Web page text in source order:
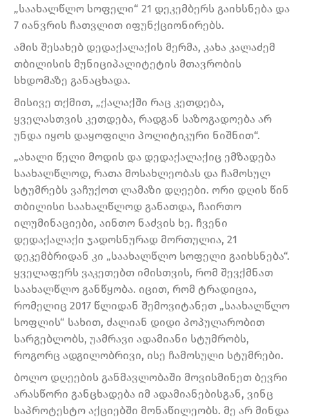
„საახალწლო სოფელი“ 21 დეკემბერს გაიხსნება და
7 იანვრის ჩათვლით იფუნქციონირებს.
ამის შესახებ დედაქალაქის მერმა, კახა კალაძემ
თბილისის მუნიციპალიტეტის მთავრობის
სხდომაზე განაცხადა.
მისივე თქმით, „ქალაქში რაც კეთდება,
ყველასთვის კეთდება, რადგან საზოგადოება არ
უნდა იყოს დაყოფილი პოლიტიკური ნიშნით“.
„ახალი წელი მოდის და დედაქალაქიც ემზადება
საახალწლოდ, რათა მოსახლეობას და ჩამოსულ
სტუმრებს ვაჩუქოთ ლამაზი დღეები. ორი დღის წინ
თბილისი საახალწლოდ განათდა, ჩაირთო
ილუმინაციები, აინთო ნაძვის ხე. ჩვენი
დედაქალაქი ჯადოსნურად მორთულია, 21
დეკემბრიდან კი „საახალწლო სოფელი გაიხსნება“.
ყველაფერს ვაკეთებთ იმისთვის, რომ შევქმნათ
საახალწლო განწყობა. იცით, რომ ტრადიცია,
რომელიც 2017 წლიდან შემოვიტანეთ „საახალწლო
სოფლის“ სახით, ძალიან დიდი პოპულარობით
სარგებლობს, უამრავი ადამიანი სტუმრობს,
როგორც ადგილობრივი, ისე ჩამოსული სტუმრები.
ბოლო დღეების განმავლობაში მოვისმინეთ ბევრი
არასწორი განცხადება იმ ადამიანებისგან, ვინც
საპროტესტო აქციებში მონაწილეობს. მე არ მინდა